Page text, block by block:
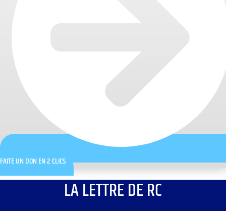
FAITE UN DON EN 2 CLICS
LA LETTRE DE RC